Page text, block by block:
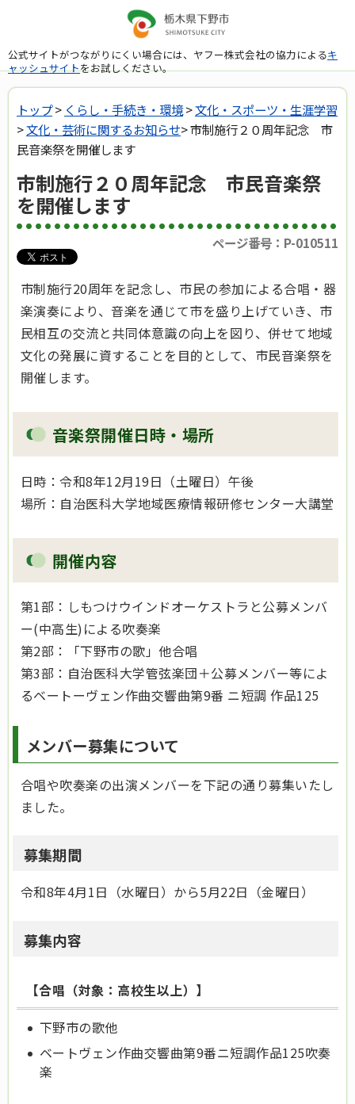
公式サイトがつながりにくい場合には、ヤフー株式会社の協力によるキ
ャッシュサイトをお試しください。
トップ> くらし・手続き・環境>文化・スポーツ・生涯学習
>文化・芸術に関するお知らせ> 市制施行２０周年記念 市
民音楽祭を開催します
市制施行２０周年記念 市民音楽祭
を開催します
ページ番号：P-010511
市制施行20周年を記念し、市民の参加による合唱・器
楽演奏により、音楽を通じて市を盛り上げていき、市
民相互の交流と共同体意識の向上を図り、併せて地域
文化の発展に資することを目的として、市民音楽祭を
開催します。
音楽祭開催日時・場所
日時：令和8年12月19日（土曜日）午後
場所：自治医科大学地域医療情報研修センター大講堂
開催内容
第1部：しもつけウインドオーケストラと公募メンバ
ー(中高生)による吹奏楽
第2部：「下野市の歌」他合唱
第3部：自治医科大学管弦楽団＋公募メンバー等によ
るベートーヴェン作曲交響曲第9番 ニ短調 作品125
メンバー募集について
合唱や吹奏楽の出演メンバーを下記の通り募集いたし
ました。
募集期間
令和8年4月1日（水曜日）から5月22日（金曜日）
募集内容
【合唱（対象：高校生以上）】
下野市の歌他
ベートヴェン作曲交響曲第9番ニ短調作品125吹奏
楽